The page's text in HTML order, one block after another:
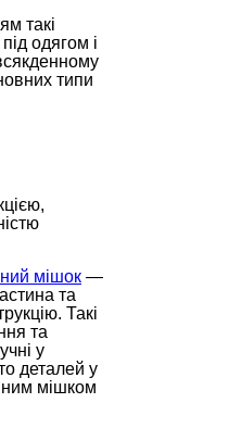
такі
одягом і
типи
мішок —
та
Такі
та
у
деталей у
мішком